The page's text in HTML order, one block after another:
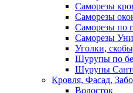
Саморезы
Саморезы
Саморезы по
Саморезы
Уголки,
Шурупы по
Шурупы
Кровля, Фасад,
Водосток